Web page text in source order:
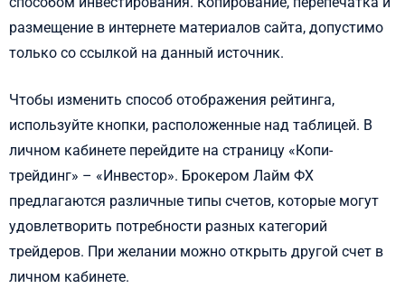
размещение в интернете материалов сайта, допустимо
только со ссылкой на данный источник.
Чтобы изменить способ отображения рейтинга,
используйте кнопки, расположенные над таблицей. В
личном кабинете перейдите на страницу «Копи-
трейдинг» – «Инвестор». Брокером Лайм ФХ
предлагаются различные типы счетов, которые могут
удовлетворить потребности разных категорий
трейдеров. При желании можно открыть другой счет в
личном кабинете.